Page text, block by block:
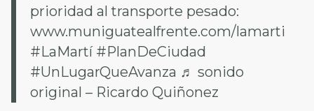
prioridad al transporte pesado:
www.muniguatealfrente.com/lamarti
#LaMartí #PlanDeCiudad
#UnLugarQueAvanza ♬ sonido
original – Ricardo Quiñonez